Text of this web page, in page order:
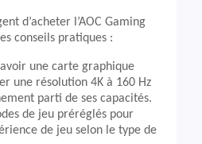
d’acheter l’AOC Gaming
conseils pratiques :
une carte graphique
une résolution 4K à 160 Hz
parti de ses capacités.
de jeu préréglés pour
de jeu selon le type de